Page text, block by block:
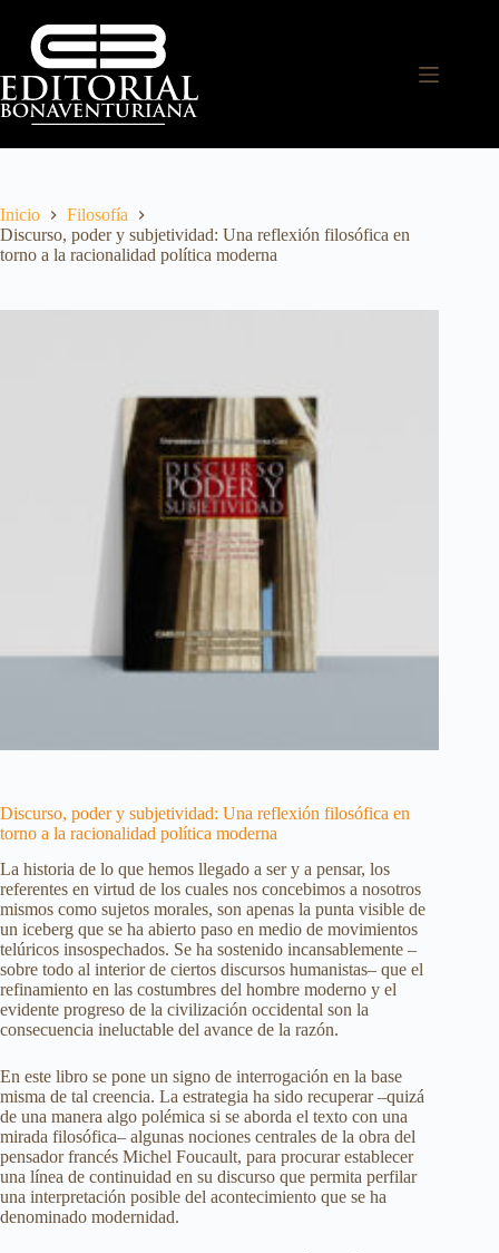
Inicio
Filosofía
Discurso, poder y subjetividad: Una reflexión filosófica en
torno a la racionalidad política moderna
Discurso, poder y subjetividad: Una reflexión filosófica en
torno a la racionalidad política moderna
La historia de lo que hemos llegado a ser y a pensar, los
referentes en virtud de los cuales nos concebimos a nosotros
mismos como sujetos morales, son apenas la punta visible de
un iceberg que se ha abierto paso en medio de movimientos
telúricos insospechados. Se ha sostenido incansablemente –
sobre todo al interior de ciertos discursos humanistas– que el
refinamiento en las costumbres del hombre moderno y el
evidente progreso de la civilización occidental son la
consecuencia ineluctable del avance de la razón.
En este libro se pone un signo de interrogación en la base
misma de tal creencia. La estrategia ha sido recuperar –quizá
de una manera algo polémica si se aborda el texto con una
mirada filosófica– algunas nociones centrales de la obra del
pensador francés Michel Foucault, para procurar establecer
una línea de continuidad en su discurso que permita perfilar
una interpretación posible del acontecimiento que se ha
denominado modernidad.